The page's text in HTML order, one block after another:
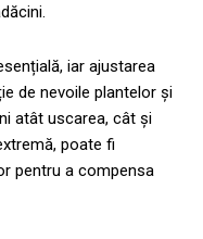
iar ajustarea
de nevoile plantelor și
atât uscarea, cât și
poate fi
pentru a compensa